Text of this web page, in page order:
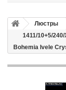
Люстры
1411/10+5/
Bohemia Ivele